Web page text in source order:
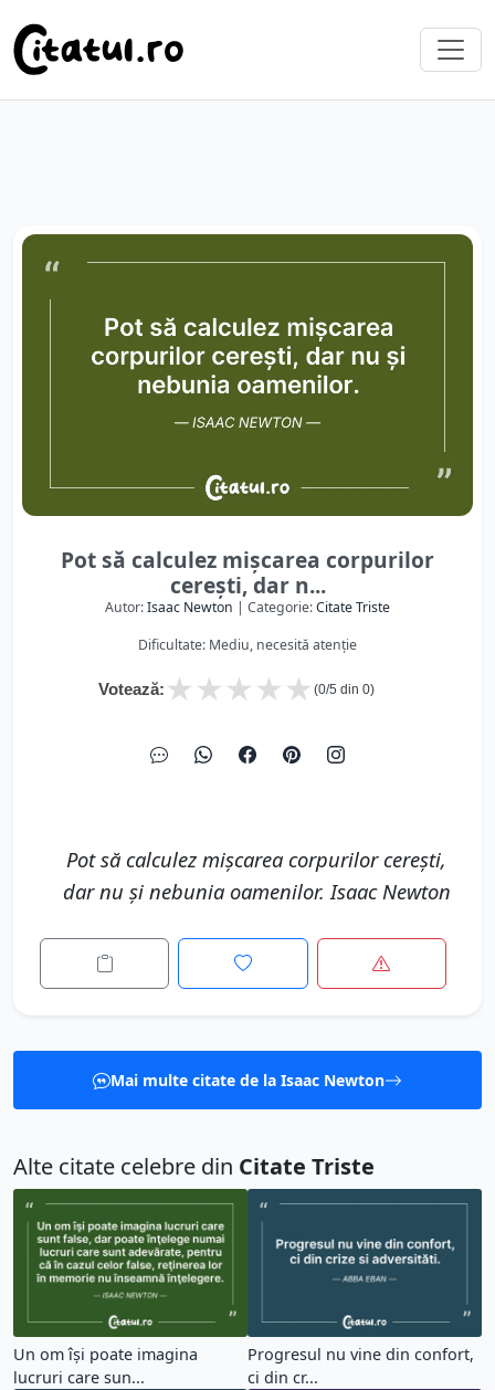
Pot să calculez mișcarea corpurilor
cerești, dar n...
Autor:Isaac Newton | Categorie:Citate Triste
Dificultate: Mediu, necesită atenție
Votează: ★
★
★
★
★ (0/5 din 0)
Pot să calculez mișcarea corpurilor cerești,
dar nu și nebunia oamenilor. Isaac Newton
Mai multe citate de la Isaac Newton
Alte citate celebre din Citate Triste
Un om îşi poate imagina
lucruri care sun...
Progresul nu vine din confort,
ci din cr...